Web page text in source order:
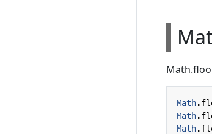
Math.
Math.
Math.